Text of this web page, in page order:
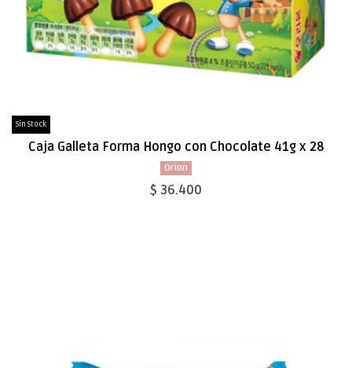
Sin Stock
Caja Galleta Forma Hongo con Chocolate 41g x 28
Orion
$ 36.400